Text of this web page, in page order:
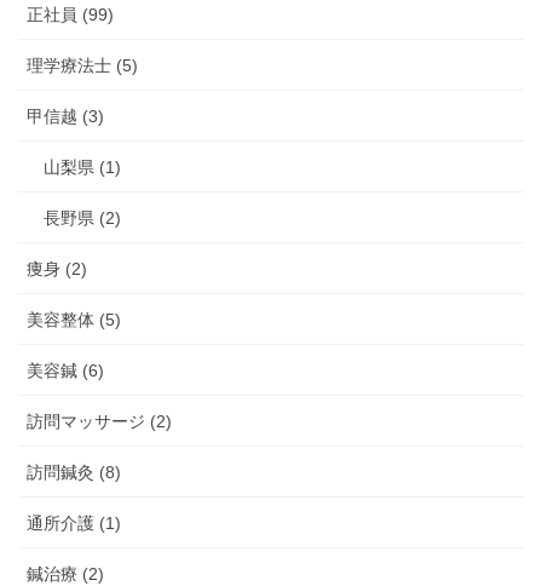
正社員 (99)
理学療法士 (5)
甲信越 (3)
山梨県 (1)
長野県 (2)
痩身 (2)
美容整体 (5)
美容鍼 (6)
訪問マッサージ (2)
訪問鍼灸 (8)
通所介護 (1)
鍼治療 (2)